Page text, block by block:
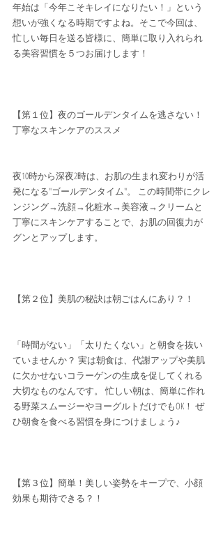
年始は「今年こそキレイになりたい！」という
想いが強くなる時期ですよね。そこで今回は、
忙しい毎日を送る皆様に、簡単に取り入れられ
る美容習慣を５つお届けします！
【第１位】夜のゴールデンタイムを逃さない！
丁寧なスキンケアのススメ
夜10時から深夜2時は、お肌の生まれ変わりが活
発になる"ゴールデンタイム"。 この時間帯にクレ
ンジング→洗顔→化粧水→美容液→クリームと
丁寧にスキンケアすることで、お肌の回復力が
グンとアップします。
【第２位】美肌の秘訣は朝ごはんにあり？！
「時間がない」「太りたくない」と朝食を抜い
ていませんか？ 実は朝食は、代謝アップや美肌
に欠かせないコラーゲンの生成を促してくれる
大切なものなんです。 忙しい朝は、簡単に作れ
る野菜スムージーやヨーグルトだけでもOK！ ぜ
ひ朝食を食べる習慣を身につけましょう♪
【第３位】簡単！美しい姿勢をキープで、小顔
効果も期待できる？！